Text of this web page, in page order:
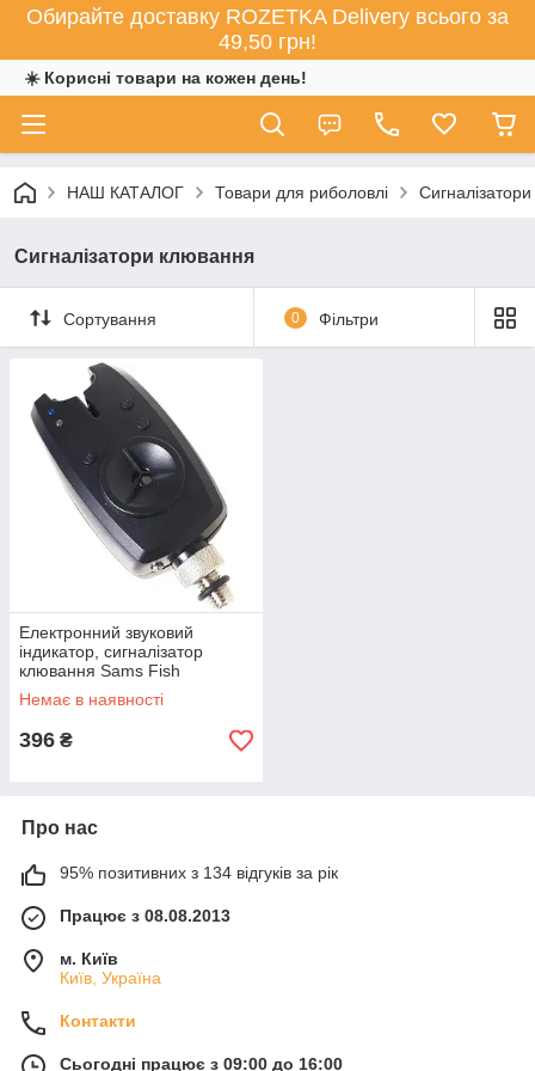
Обирайте доставку ROZETKA Delivery всього за
49,50 грн!
☀️ Корисні товари на кожен день!
НАШ КАТАЛОГ Товари для риболовлі
Сигналізатори клювання
Сортування 0 Фільтри
Електронний звуковий
індикатор, сигналізатор
клювання Sams Fish
SF23995, звуковий, оптичний,
чорний (SH011453)
Немає в наявності
396 ₴
Про нас
95% позитивних з 134 відгуків за рік
Працює з 08.08.2013
м. Київ
Київ, Україна
Контакти
Сьогодні працює з 09:00 до 16:00